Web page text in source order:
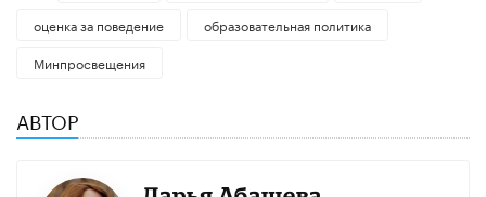
оценка за поведение
образовательная политика
Минпросвещения
АВТОР